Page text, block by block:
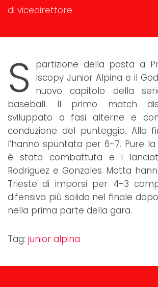
di vicedirettore
S
partizione della posta a
Iscopy Junior Alpina e il
nuovo capitolo della
baseball. Il primo match
sviluppato a fasi alterne e
conduzione del punteggio. Alla
l’hanno spuntata per 6-7. Pure
è stata combattuta e i
Rodriguez e Gonzales Motta
Trieste di imporsi per 4-3
difensiva più solida nel finale
nella prima parte della gara.
Tag: junior alpina